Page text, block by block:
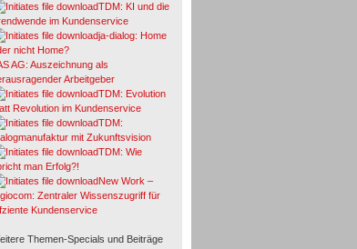
TDM: KI und die
im Kundenservice
ja-dialog: Home
nicht Home?
AG: Auszeichnung als
Arbeitgeber
TDM: Evolution
Revolution im Kundenservice
TDM:
mit Zukunftsvision
TDM: Wie
man Erfolg?!
New Work –
Zentraler Wissenszugriff für
Kundenservice
Themen-Specials und Beiträge